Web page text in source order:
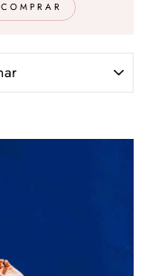
COMPRAR